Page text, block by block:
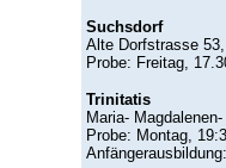
Suchsdorf
Alte Dorfstrasse
Probe: Freitag,
Trinitatis
Maria-
Probe: Montag,